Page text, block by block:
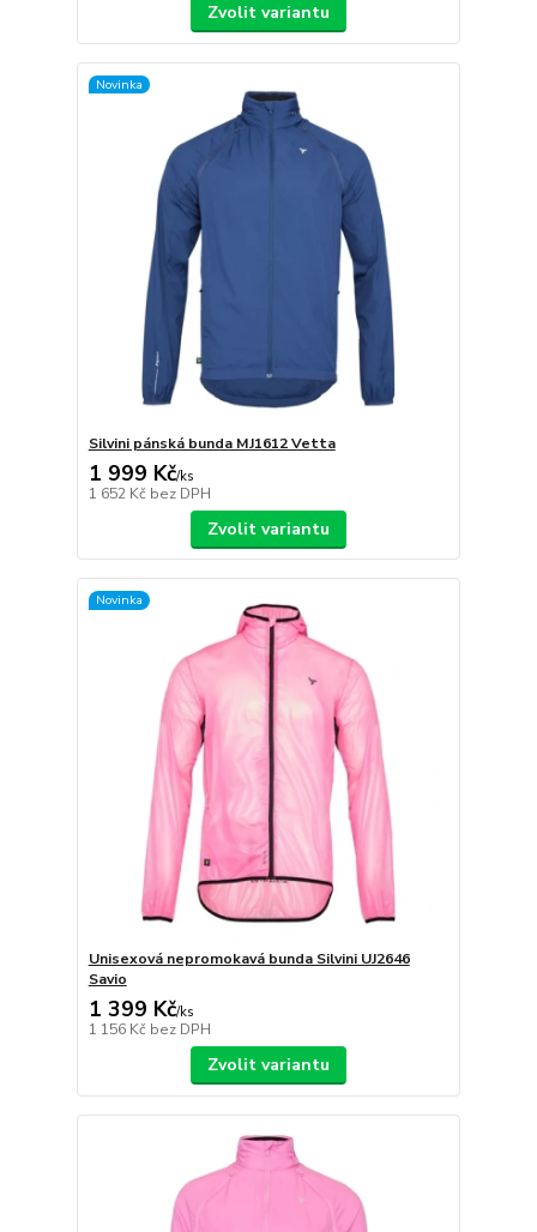
Zvolit variantu
Novinka
Silvini pánská bunda MJ1612 Vetta
1 999 Kč/ks
1 652 Kč bez DPH
Zvolit variantu
Novinka
Unisexová nepromokavá bunda Silvini UJ2646
Savio
1 399 Kč/ks
1 156 Kč bez DPH
Zvolit variantu